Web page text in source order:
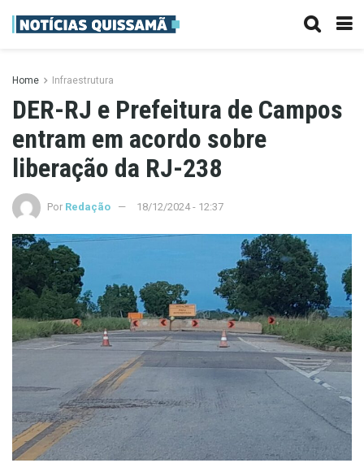
Home Infraestrutura
DER-RJ e Prefeitura de Campos
entram em acordo sobre
liberação da RJ-238
Por Redação 18/12/2024 - 12:37